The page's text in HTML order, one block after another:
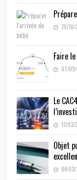
29/10/
Faire
07/
Le
12/03/
Objet
04/03/